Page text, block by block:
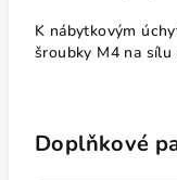
K nábytkovým
šroubky M4 na
Doplňkové